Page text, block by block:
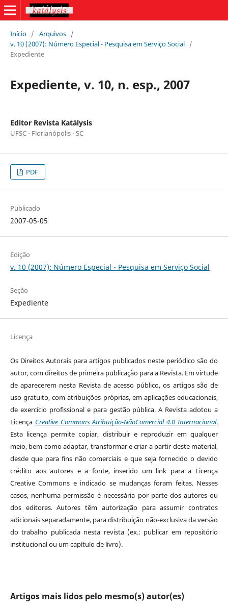
Início / Arquivos /
v. 10 (2007): Número Especial - Pesquisa em Serviço Social /
Expediente
Expediente, v. 10, n. esp., 2007
Editor Revista Katálysis
UFSC - Florianópolis - SC
PDF
Publicado
2007-05-05
Edição
v. 10 (2007): Número Especial - Pesquisa em Serviço Social
Seção
Expediente
Licença
Os Direitos Autorais para artigos publicados neste periódico são do
autor, com direitos de primeira publicação para a Revista. Em virtude
de aparecerem nesta Revista de acesso público, os artigos são de
uso gratuito, com atribuições próprias, em aplicações educacionais,
de exercício profissional e para gestão pública. A Revista adotou a
Licença Creative Commons Atribuição-NãoComercial 4.0 Internacional.
Esta licença permite copiar, distribuir e reproduzir em qualquer
meio, bem como adaptar, transformar e criar a partir deste material,
desde que para fins não comerciais e que seja fornecido o devido
crédito aos autores e a fonte, inserido um link para a Licença
Creative Commons e indicado se mudanças foram feitas. Nesses
casos, nenhuma permissão é necessária por parte dos autores ou
dos editores.Autores têm autorização para assumir contratos
adicionais separadamente, para distribuição não-exclusiva da versão
do trabalho publicada nesta revista (ex.: publicar em repositório
institucional ou um capítulo de livro).
Artigos mais lidos pelo mesmo(s) autor(es)